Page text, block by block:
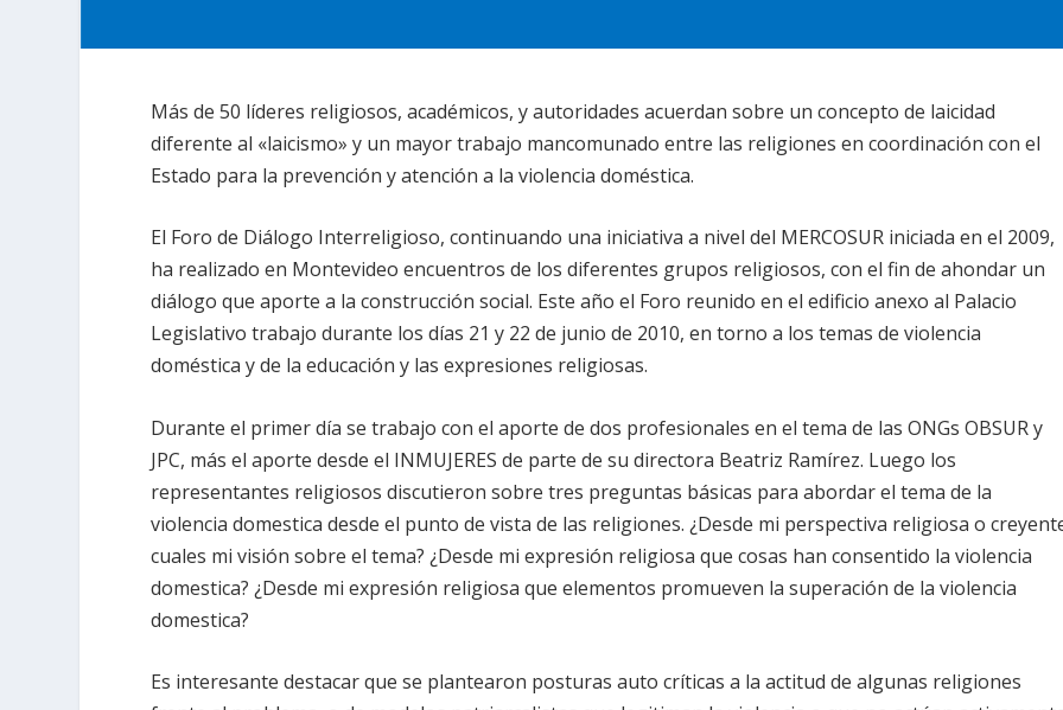
Más de 50 líderes religiosos, académicos, y autoridades acuerdan sobre un concepto de laicidad
diferente al «laicismo» y un mayor trabajo mancomunado entre las religiones en coordinación con el
Estado para la prevención y atención a la violencia doméstica.
El Foro de Diálogo Interreligioso, continuando una iniciativa a nivel del MERCOSUR iniciada en el 2009,
ha realizado en Montevideo encuentros de los diferentes grupos religiosos, con el fin de ahondar un
diálogo que aporte a la construcción social. Este año el Foro reunido en el edificio anexo al Palacio
Legislativo trabajo durante los días 21 y 22 de junio de 2010, en torno a los temas de violencia
doméstica y de la educación y las expresiones religiosas.
Durante el primer día se trabajo con el aporte de dos profesionales en el tema de las ONGs OBSUR y
JPC, más el aporte desde el INMUJERES de parte de su directora Beatriz Ramírez. Luego los
representantes religiosos discutieron sobre tres preguntas básicas para abordar el tema de la
violencia domestica desde el punto de vista de las religiones. ¿Desde mi perspectiva religiosa o
cuales mi visión sobre el tema? ¿Desde mi expresión religiosa que cosas han consentido la violencia
domestica? ¿Desde mi expresión religiosa que elementos promueven la superación de la violencia
domestica?
Es interesante destacar que se plantearon posturas auto críticas a la actitud de algunas religiones